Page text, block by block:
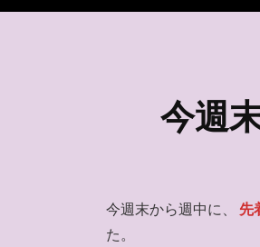
今週
今週末から週中に、 先
た。